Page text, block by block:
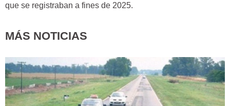
que se registraban a fines de 2025.
MÁS NOTICIAS